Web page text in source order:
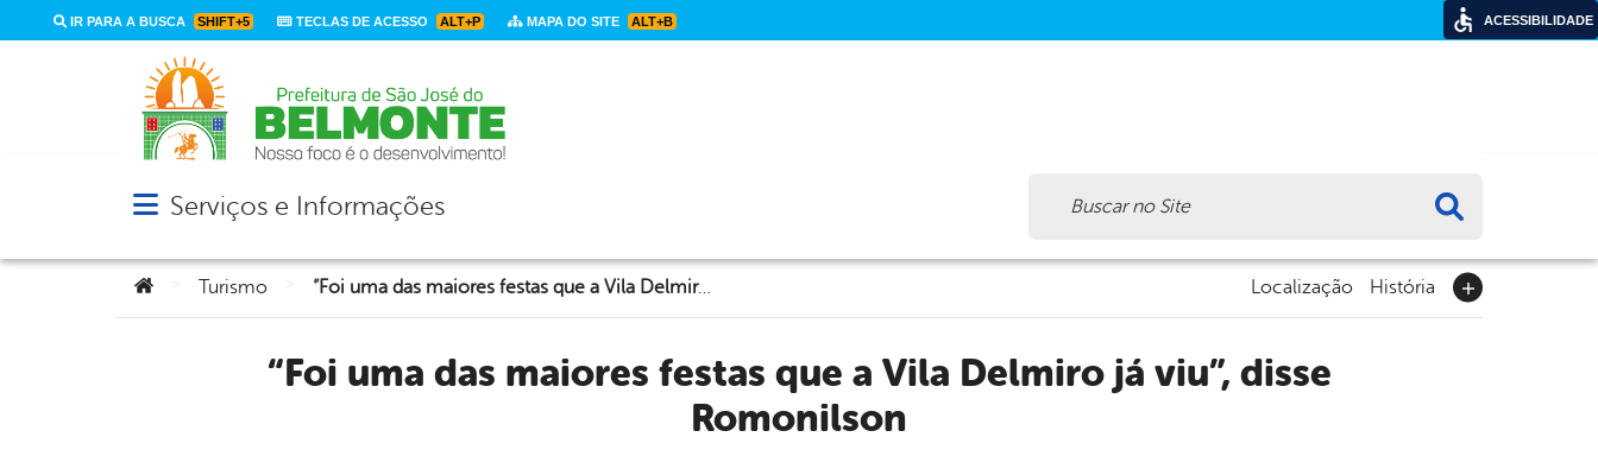
IR PARA A BUSCA SHIFT+5 TECLAS DE ACESSO ALT+P MAPA DO SITE ALT+B
Abrir menu principal de navegação
Serviços e Informações
Você está aqui:
Turismo “Foi uma das maiores festas que a Vila Delmiro já viu”, disse Romonilson Localização História
“Foi uma das maiores festas que a Vila Delmiro já viu”, disse
Romonilson
ACESSIBILIDADE